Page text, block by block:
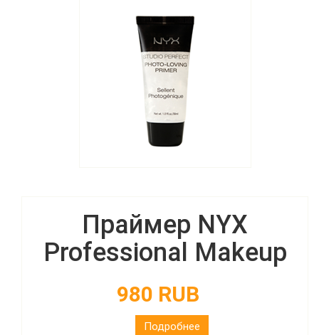
Праймер NYX
Professional Makeup
980 RUB
Подробнее